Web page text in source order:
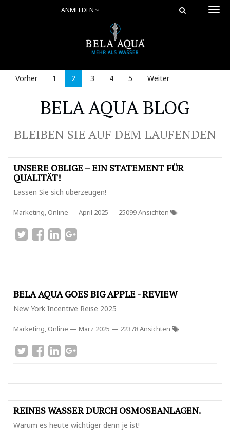
ANMELDEN
Vorher 1 2 3 4 5 Weiter
BELA AQUA BLOG
BLEIBEN SIE AUF DEM LAUFENDEN
UNSERE OBLIGE – EIN STATEMENT FÜR
QUALITÄT!
Lassen Sie sich überzeugen!
Marketing, Online — April 2025 — 25099 Ansichten
BELA AQUA GOES BIG APPLE - REVIEW
New York Incentive Reise 2025
Marketing, Online — März 2025 — 22378 Ansichten
REINES WASSER DURCH OSMOSEANLAGEN.
Warum es heute wichtiger denn je ist!